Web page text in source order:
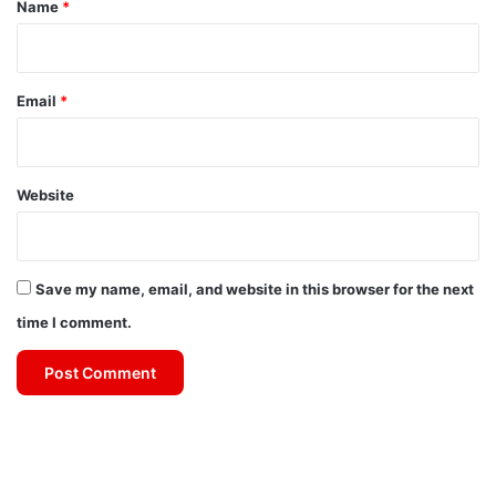
Name *
Email *
Website
Save my name, email, and website in this browser for the next
time I comment.